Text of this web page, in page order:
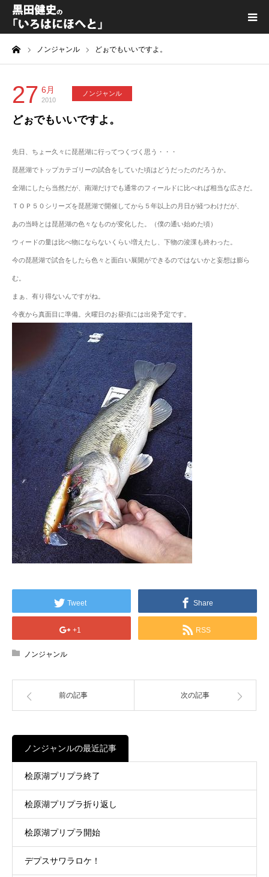
ノンジャンル どぉでもいいですよ。
27 6月
2010
ノンジャンル
どぉでもいいですよ。
先日、ちょー久々に琵琶湖に行ってつくづく思う・・・
琵琶湖でトップカテゴリーの試合をしていた頃はどうだったのだろうか。
全湖にしたら当然だが、南湖だけでも通常のフィールドに比べれば相当な広さだ。
ＴＯＰ５０シリーズを琵琶湖で開催してから５年以上の月日が経つわけだが、
あの当時とは琵琶湖の色々なものが変化した。（僕の通い始めた頃）
ウィードの量は比べ物にならないくらい増えたし、下物の浚渫も終わった。
今の琵琶湖で試合をしたら色々と面白い展開ができるのではないかと妄想は膨ら
む。
まぁ、有り得ないんですがね。
今夜から真面目に準備。火曜日のお昼頃には出発予定です。
Tweet Share
+1 RSS
ノンジャンル
前の記事 次の記事
ノンジャンルの最近記事
桧原湖プリプラ終了
桧原湖プリプラ折り返し
桧原湖プリプラ開始
デプスサワラロケ！
黒田健史プロフィール
カテゴリ一覧
喫茶KURODA
YouTube｜Kuro channel
メディア出演
プライバシーポリシー